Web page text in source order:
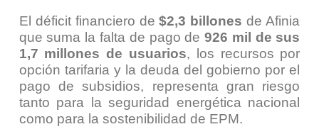
El déficit financiero de$2,3 billones de Afinia
que suma la falta de pago de926 mil de sus
1,7 millones de usuarios, los recursos por
opción tarifaria y la deuda del gobierno por el
pago de subsidios, representa gran riesgo
tanto para la seguridad energética nacional
como para la sostenibilidad de EPM.